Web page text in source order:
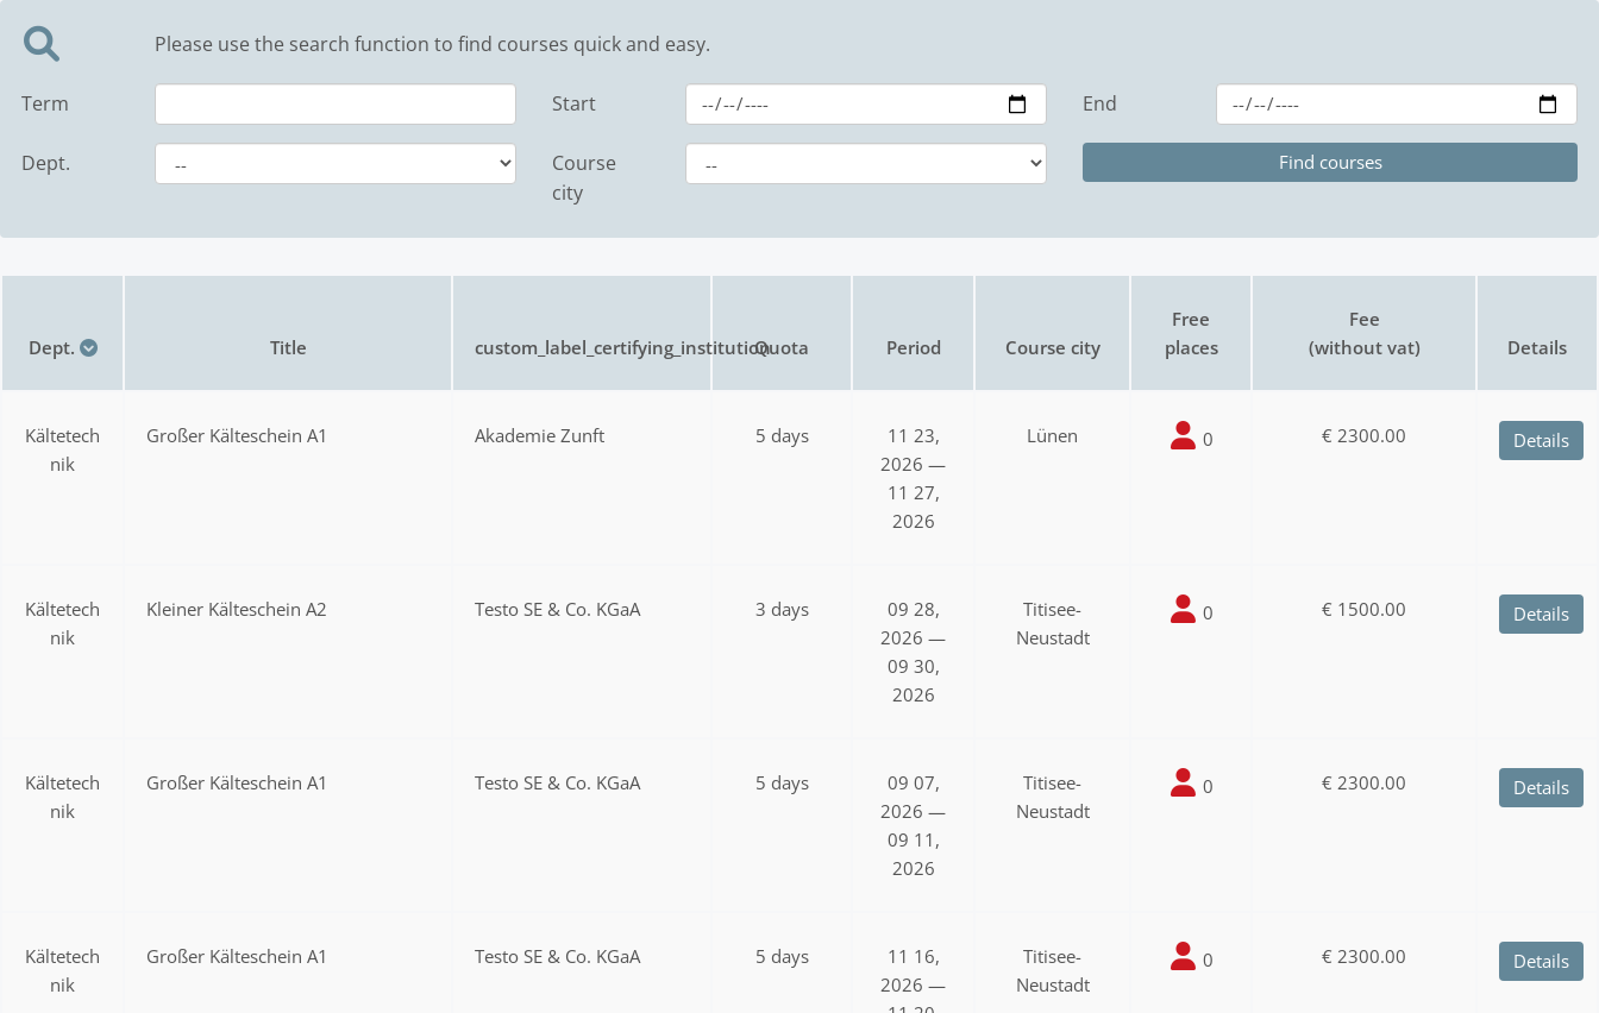
Please use the search function to find courses quick and easy.
Term Start End
Dept.
Course
city
Dept. Title custom_label_certifying_institutionQuota Period Course city
Free
places
Fee
(without vat)
Details
Kältetech
nik
Großer Kälteschein A1 Akademie Zunft 5 days
11 23,
2026 —
11 27,
2026
Lünen 0 € 2300.00 Details
Kältetech
nik
Kleiner Kälteschein A2 Testo SE & Co. KGaA 3 days
09 28,
2026 —
09 30,
2026
Titisee-
Neustadt
0 € 1500.00 Details
Kältetech
nik
Großer Kälteschein A1 Testo SE & Co. KGaA 5 days
09 07,
2026 —
09 11,
2026
Titisee-
Neustadt
0 € 2300.00 Details
Kältetech
nik
Großer Kälteschein A1 Testo SE & Co. KGaA 5 days
11 16,
2026 —
Titisee-
Neustadt
0 € 2300.00 Details